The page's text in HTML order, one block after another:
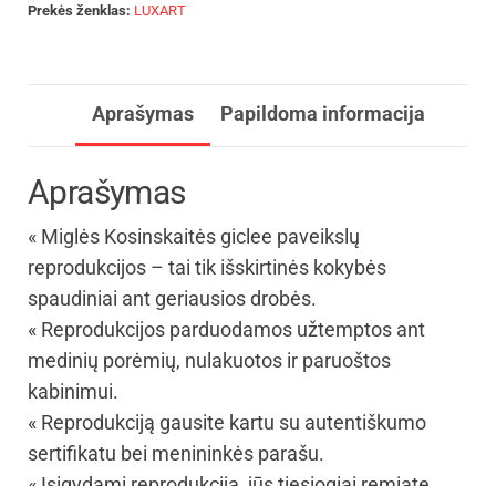
Prekės ženklas: LUXART
Aprašymas Papildoma informacija
Aprašymas
« Miglės Kosinskaitės giclee paveikslų
reprodukcijos – tai tik išskirtinės kokybės
spaudiniai ant geriausios drobės.
« Reprodukcijos parduodamos užtemptos ant
medinių porėmių, nulakuotos ir paruoštos
kabinimui.
« Reprodukciją gausite kartu su autentiškumo
sertifikatu bei menininkės parašu.